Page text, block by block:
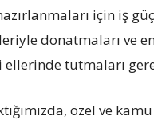
için iş
donatmaları ve
ellerinde tutmaları
özel ve